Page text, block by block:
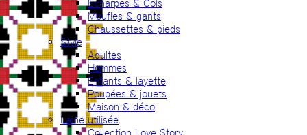
Echarpes & Cols
Moufles & gants
Chaussettes & pieds
Style
Adultes
Hommes
Enfants & layette
Poupées & jouets
Maison & déco
Laine utilisée
Collection Love Story